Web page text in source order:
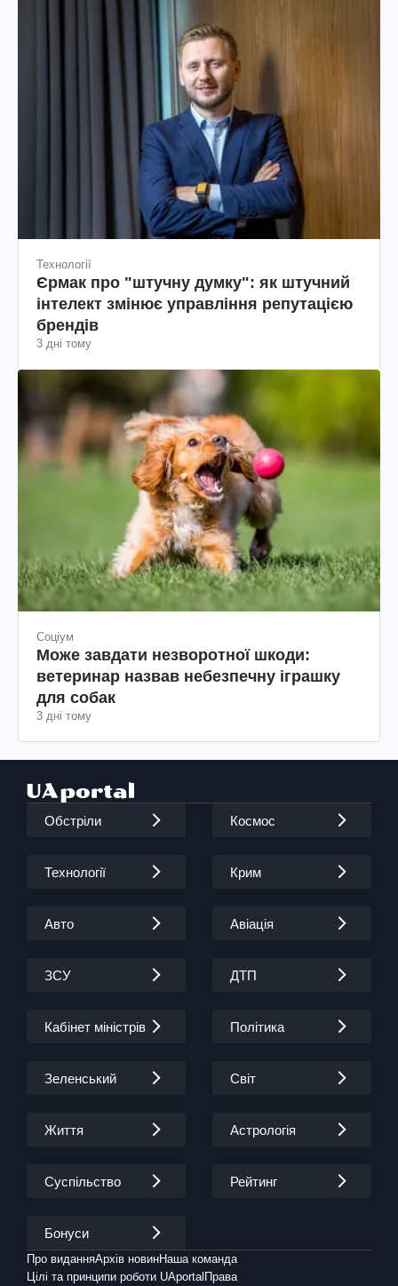
Технології
Єрмак про "штучну думку": як штучний
інтелект змінює управління репутацією
брендів
3 дні тому
Соціум
Може завдати незворотної шкоди:
ветеринар назвав небезпечну іграшку
для собак
3 дні тому
Обстріли Космос
Технології Крим
Авто Авіація
ЗСУ ДТП
Кабінет міністрів Політика
Зеленський Світ
Життя Астрологія
Суспільство Рейтинг
Бонуси
Про виданняАрхів новинНаша команда
Цілі та принципи роботи UAportal Права